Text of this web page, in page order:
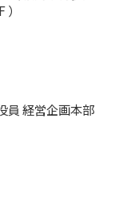
経営企画本部